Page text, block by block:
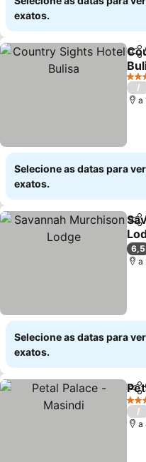
exatos.
3
/
a
Selecione as datas para
exatos.
6,5
a
Selecione as datas para
exatos.
4
/
a